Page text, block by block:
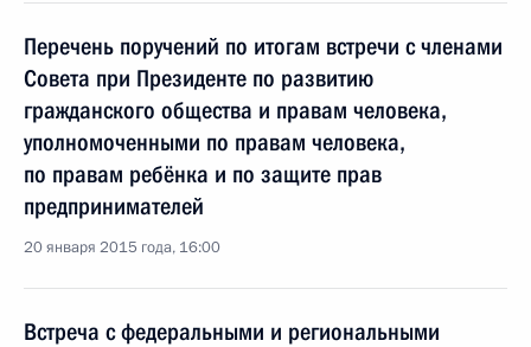
Перечень поручений по итогам встречи с членами
Совета при Президенте по развитию
гражданского общества и правам человека,
уполномоченными по правам человека,
по правам ребёнка и по защите прав
предпринимателей
20 января 2015 года, 16:00
Встреча с федеральными и региональными